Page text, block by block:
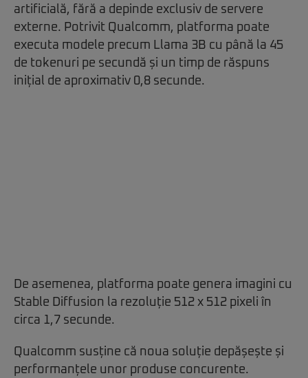
artificială, fără a depinde exclusiv de servere
externe. Potrivit Qualcomm, platforma poate
executa modele precum Llama 3B cu până la 45
de tokenuri pe secundă și un timp de răspuns
inițial de aproximativ 0,8 secunde.
De asemenea, platforma poate genera imagini cu
Stable Diffusion la rezoluție 512 x 512 pixeli în
circa 1,7 secunde.
Qualcomm susține că noua soluție depășește și
performanțele unor produse concurente.